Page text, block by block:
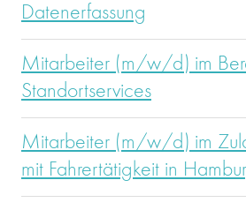
Datenerfassung
Mitarbeiter (m/w/d) im
Standortservices
Mitarbeiter (m/w/d) im
mit Fahrertätigkeit in